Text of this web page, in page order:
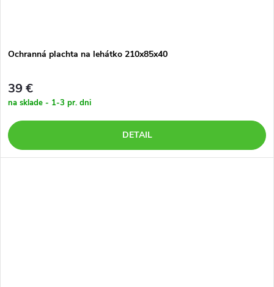
Ochranná plachta na lehátko 210x85x40
39 €
na sklade - 1-3 pr. dni
DETAIL